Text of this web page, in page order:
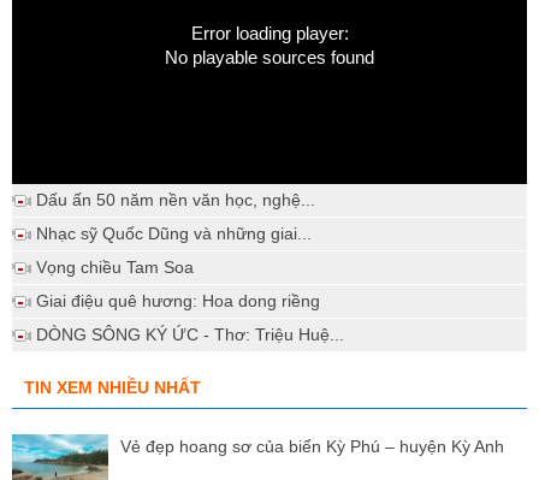
Error loading player:
No playable sources found
Dấu ấn 50 năm nền văn học, nghệ...
Nhạc sỹ Quốc Dũng và những giai...
Vọng chiều Tam Soa
Giai điệu quê hương: Hoa dong riềng
DÒNG SÔNG KÝ ỨC - Thơ: Triệu Huệ...
TIN XEM NHIỀU NHẤT
Vẻ đẹp hoang sơ của biển Kỳ Phú – huyện Kỳ Anh